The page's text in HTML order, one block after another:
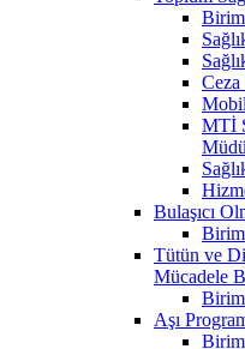
Birim
MTİ
Bulaşıcı
Birim
Tütün ve
Mücadele
Birim
Aşı
Birim